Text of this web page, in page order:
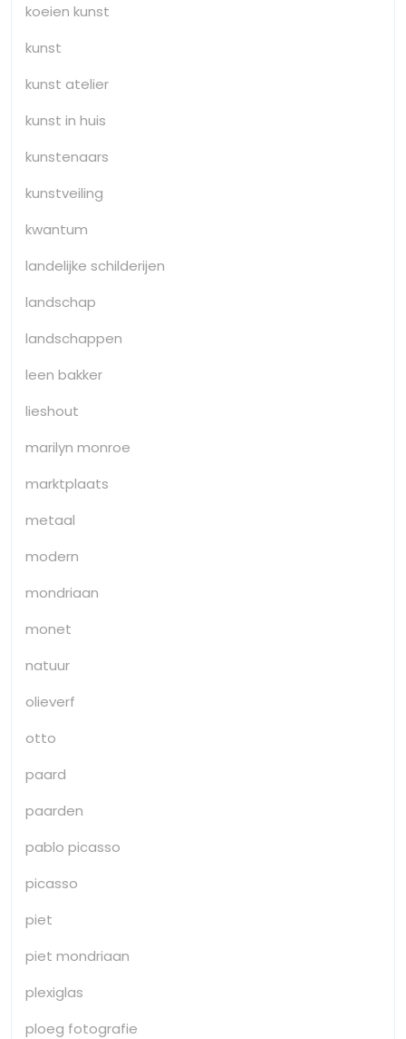
koeien kunst
kunst
kunst atelier
kunst in huis
kunstenaars
kunstveiling
kwantum
landelijke schilderijen
landschap
landschappen
leen bakker
lieshout
marilyn monroe
marktplaats
metaal
modern
mondriaan
monet
natuur
olieverf
otto
paard
paarden
pablo picasso
picasso
piet
piet mondriaan
plexiglas
ploeg fotografie